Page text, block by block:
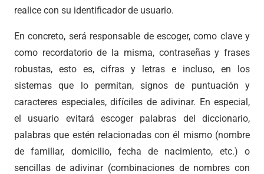
realice con su identificador de usuario.
En concreto, será responsable de escoger, como clave y
como recordatorio de la misma, contraseñas y frases
robustas, esto es, cifras y letras e incluso, en los
sistemas que lo permitan, signos de puntuación y
caracteres especiales, difíciles de adivinar. En especial,
el usuario evitará escoger palabras del diccionario,
palabras que estén relacionadas con él mismo (nombre
de familiar, domicilio, fecha de nacimiento, etc.) o
sencillas de adivinar (combinaciones de nombres con